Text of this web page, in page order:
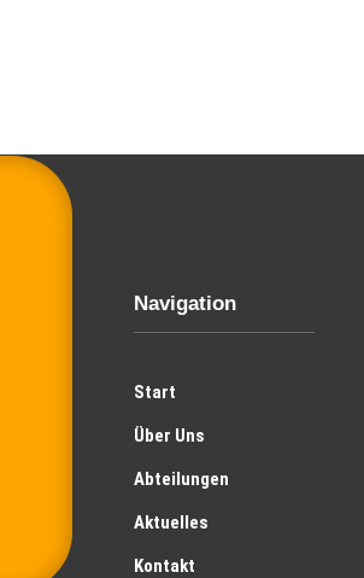
Navigation
Start
Über Uns
Abteilungen
Aktuelles
Kontakt